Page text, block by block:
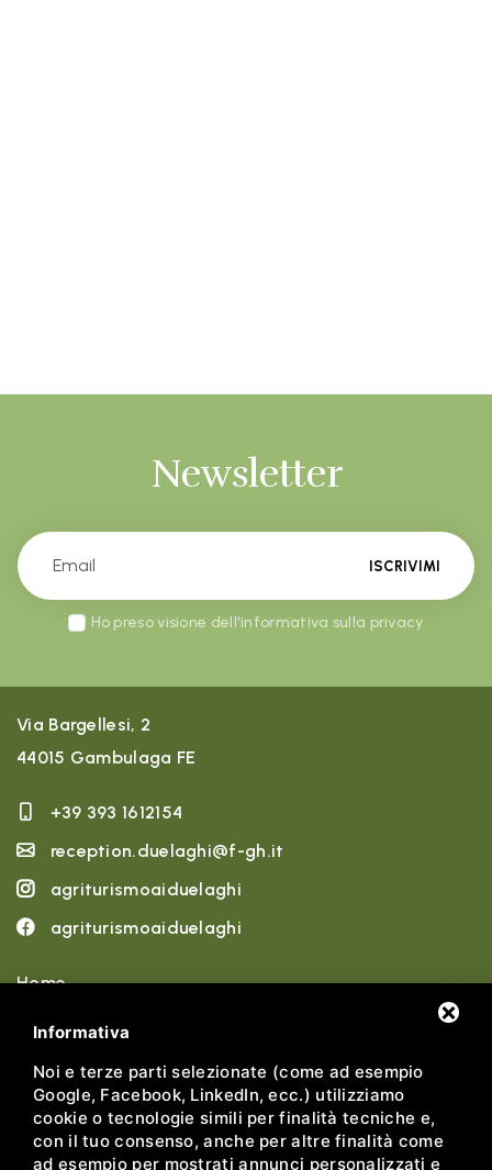
Newsletter
ISCRIVIMI
Ho preso visione dell'informativa sulla privacy
Via Bargellesi, 2
44015 Gambulaga FE
+39 393 1612154
reception.duelaghi@f-gh.it
agriturismoaiduelaghi
agriturismoaiduelaghi
Home
Chi siamo
Esperienze
Alloggi
Benessere
Informativa
Noi e terze parti selezionate (come ad esempio
Google, Facebook, LinkedIn, ecc.) utilizziamo
cookie o tecnologie simili per finalità tecniche e,
con il tuo consenso, anche per altre finalità come
ad esempio per mostrati annunci personalizzati e